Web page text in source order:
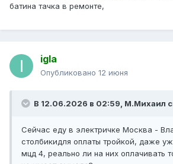
батина тачка в ремонте,
igla
Опубликовано 12 июня
В 12.06.2026 в 02:59, М.Михаил
Сейчас еду в электричке Москва -
столбикидля оплаты тройкой, даже
мцд 4, реально ли на них оплачивать